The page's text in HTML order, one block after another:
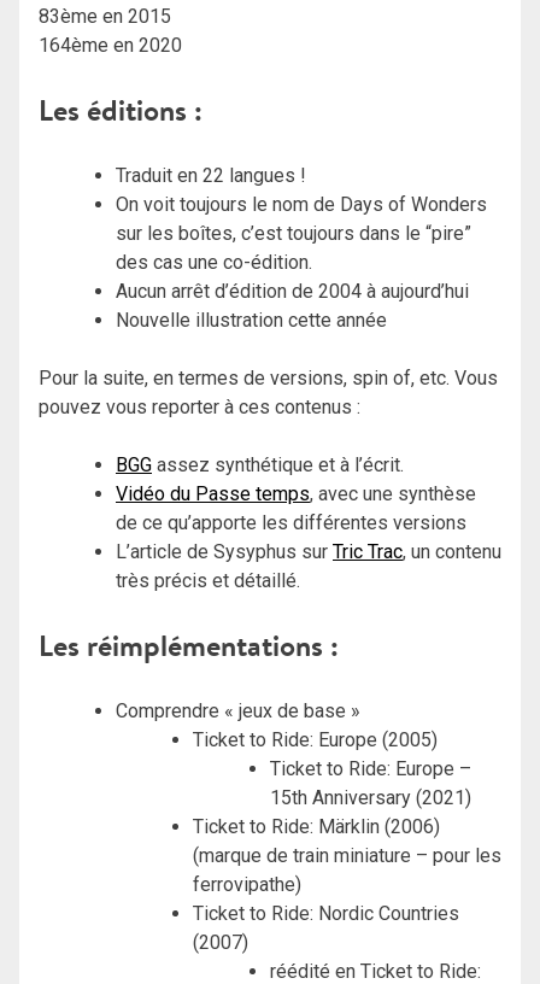
83ème en 2015
164ème en 2020
Les éditions :
Traduit en 22 langues !
On voit toujours le nom de Days of Wonders
sur les boîtes, c’est toujours dans le “pire”
des cas une co-édition.
Aucun arrêt d’édition de 2004 à aujourd’hui
Nouvelle illustration cette année
Pour la suite, en termes de versions, spin of, etc. Vous
pouvez vous reporter à ces contenus :
BGG assez synthétique et à l’écrit.
Vidéo du Passe temps, avec une synthèse
de ce qu’apporte les différentes versions
L’article de Sysyphus sur Tric Trac, un contenu
très précis et détaillé.
Les réimplémentations :
Comprendre « jeux de base »
Ticket to Ride: Europe (2005)
Ticket to Ride: Europe –
15th Anniversary (2021)
Ticket to Ride: Märklin (2006)
(marque de train miniature – pour les
ferrovipathe)
Ticket to Ride: Nordic Countries
(2007)
réédité en Ticket to Ride: